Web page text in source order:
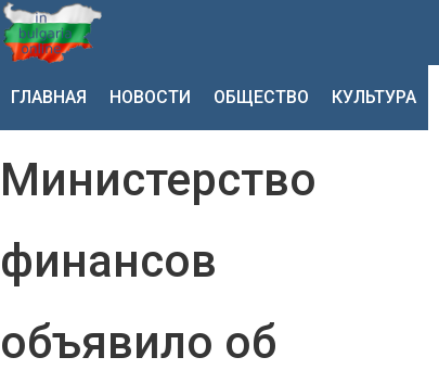
ГЛАВНАЯ НОВОСТИ ОБЩЕСТВО КУЛЬТУРА
Министерство
финансов
объявило об